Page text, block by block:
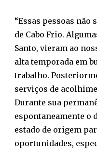
“Essas pessoas não
de Cabo Frio.
Santo, vieram ao
alta temporada em
trabalho.
serviços de
Durante sua
espontaneamente o
estado de origem
oportunidades,